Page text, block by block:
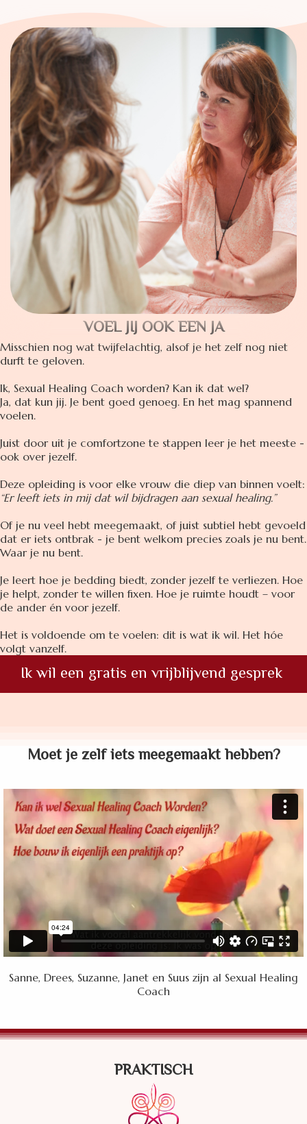
VOEL JIJ OOK EEN JA
Misschien nog wat twijfelachtig, alsof je het zelf nog niet
durft te geloven.
Ik, Sexual Healing Coach worden? Kan ik dat wel?
Ja, dat kun jij. Je bent goed genoeg. En het mag spannend
voelen.
Juist door uit je comfortzone te stappen leer je het meeste -
ook over jezelf.
Deze opleiding is voor elke vrouw die diep van binnen voelt:
“Er leeft iets in mij dat wil bijdragen aan sexual healing.”
Of je nu veel hebt meegemaakt, of juist subtiel hebt gevoeld
dat er iets ontbrak - je bent welkom precies zoals je nu bent.
Waar je nu bent.
Je leert hoe je bedding biedt, zonder jezelf te verliezen. Hoe
je helpt, zonder te willen fixen. Hoe je ruimte houdt – voor
de ander én voor jezelf.
Het is voldoende om te voelen: dit is wat ik wil. Het hóe
volgt vanzelf.
Ik wil een gratis en vrijblijvend gesprek
Moet je zelf iets meegemaakt hebben?
Sanne, Drees, Suzanne, Janet en Suus zijn al Sexual Healing
Coach
PRAKTISCH